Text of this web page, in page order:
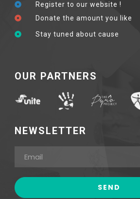
Register to our website !
Donate the amount you like
Stay tuned about cause
OUR PARTNERS
NEWSLETTER